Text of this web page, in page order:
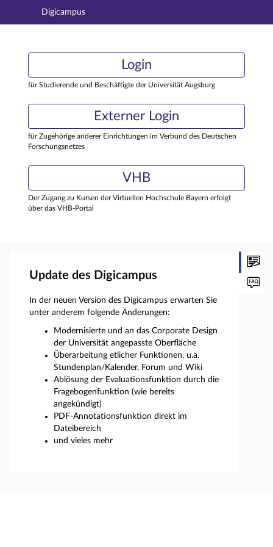
Hauptnavigation
Externer Login
Digicampus
Login
für Studierende und Beschäftigte der Universität Augsburg
Externer Login
für Zugehörige anderer Einrichtungen im Verbund des Deutschen
Forschungsnetzes
VHB
Der Zugang zu Kursen der Virtuellen Hochschule Bayern erfolgt
über das VHB-Portal
Update des Digicampus
In der neuen Version des Digicampus erwarten Sie
unter anderem folgende Änderungen:
Modernisierte und an das Corporate Design
der Universität angepasste Oberfläche
Überarbeitung etlicher Funktionen, u.a.
Stundenplan/Kalender, Forum und Wiki
Ablösung der Evaluationsfunktion durch die
Fragebogenfunktion (wie bereits
angekündigt)
PDF-Annotationsfunktion direkt im
Dateibereich
und vieles mehr